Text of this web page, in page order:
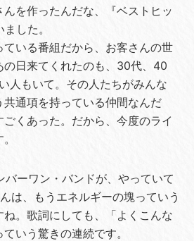
を作ったんだな、『ベストヒッ
した。
ている番組だから、お客さんの世
の日来てくれたのも、30代、40
人もいて。その人たちがみんな
共通項を持っている仲間なんだ
くあった。だから、今度のライ
バーワン・バンドが、やっていて
は、もうエネルギーの塊っていう
。歌詞にしても、「よくこんな
いう驚きの連続です。